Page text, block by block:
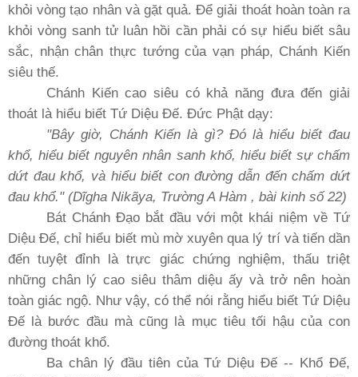
khỏi vòng tạo nhân và gặt quả. Ðể giải thoát hoàn toàn ra
khỏi vòng sanh tử luân hồi cần phải có sự hiểu biết sâu
sắc, nhận chân thực tướng của vạn pháp, Chánh Kiến
siêu thế.
Chánh Kiến cao siêu có khả năng đưa đến giải
thoát là hiểu biết Tứ Diệu Ðế. Ðức Phật dạy:
"Bây giờ, Chánh Kiến là gì? Ðó là hiểu biết đau
khổ, hiểu biết nguyên nhân sanh khổ, hiểu biết sự chấm
dứt đau khổ, và hiểu biết con đường dẫn đến chấm dứt
đau khổ." (Dĩgha Nikãya, Trường A Hàm , bài kinh số 22)
Bát Chánh Ðạo bắt đầu với một khái niệm về Tứ
Diệu Ðế, chỉ hiểu biết mù mờ xuyên qua lý trí và tiến dần
đến tuyệt đỉnh là trực giác chứng nghiệm, thấu triệt
những chân lý cao siêu thâm diệu ấy và trở nên hoàn
toàn giác ngộ. Như vậy, có thể nói rằng hiểu biết Tứ Diệu
Ðế là bước đầu mà cũng là mục tiêu tối hậu của con
đường thoát khổ.
Ba chân lý đầu tiên của Tứ Diệu Ðế -- Khổ Ðế,